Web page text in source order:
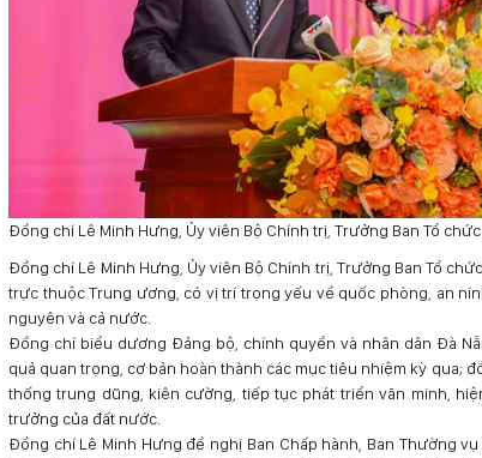
Đồng chí Lê Minh Hưng, Ủy viên Bộ Chính trị, Trưởng Ban Tổ
Đồng chí Lê Minh Hưng, Ủy viên Bộ Chính trị, Trưởng Ban Tổ
trực thuộc Trung ương, có vị trí trọng yếu về quốc phòng, an
nguyên và cả nước.
Đồng chí biểu dương Đảng bộ, chính quyền và nhân dân Đà
quả quan trọng, cơ bản hoàn thành các mục tiêu nhiệm kỳ qua;
thống trung dũng, kiên cường, tiếp tục phát triển văn minh,
trưởng của đất nước.
Đồng chí Lê Minh Hưng đề nghị Ban Chấp hành, Ban Thường